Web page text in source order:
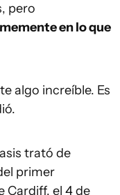
pero
en lo que
algo increíble. Es
trató de
primer
Cardiff, el 4 de